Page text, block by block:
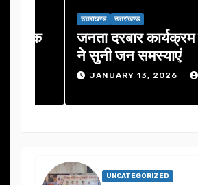
उत्तराखण्ड
जनता दरबार कार्यक्रम में
ने सुनी जन समस्याएं
JANUARY 13, 2026
UNCATEGORIZED